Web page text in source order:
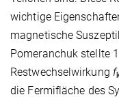
wichtige
magnetische
Pomeranchuk stellte
Restwechselwirkung f
die Fermifläche des